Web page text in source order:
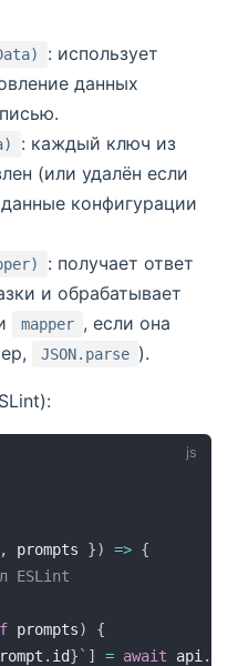
: использует
данных
: каждый ключ из
(или удалён если
конфигурации
: получает ответ
и обрабатывает
mapper , если она
JSON.parse ).
, prompts }) => {
ESLint
prompts)
{
. id} ` ] = await api .